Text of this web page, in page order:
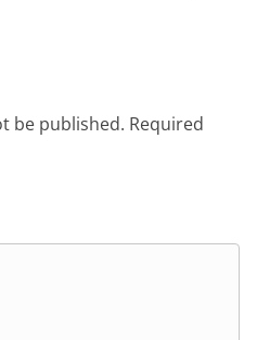
be published. Required